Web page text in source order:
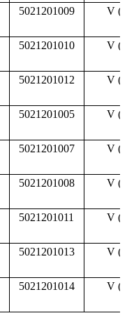
5021201009 V (
5021201010 V (
5021201012 V (
5021201005 V (
5021201007 V (
5021201008 V (
5021201011 V (
5021201013 V (
5021201014 V (